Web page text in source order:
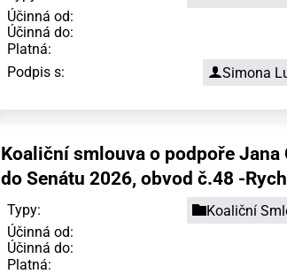
Účinná od:
Účinná do:
Platná:
Podpis s:
Simona
Koaliční smlouva o podpoře
do Senátu 2026, obvod č.48 -
Typy: Koaliční
Účinná od:
Účinná do:
Platná: